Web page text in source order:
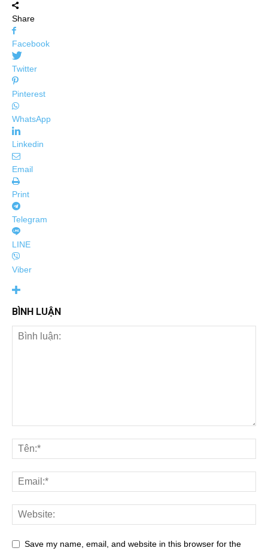
Share
Facebook
Twitter
Pinterest
WhatsApp
Linkedin
Email
Print
Telegram
LINE
Viber
BÌNH LUẬN
Save my name, email, and website in this browser for the